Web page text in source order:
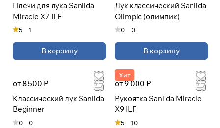
Плечи для лука Sanlida
Miracle X7 ILF
5 1
В корзину
Лук классический Sanlida
Olimpic (олимпик)
0 0
В корзину
от 8 500 Р
Классический лук Sanlida
Beginner
0 0
Хит
от 9 000 Р
Рукоятка Sanlida Miracle
X9 ILF
5 10